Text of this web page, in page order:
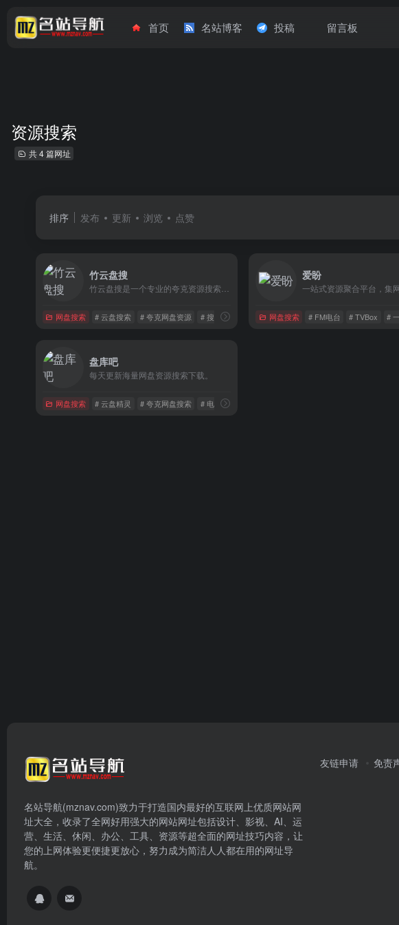
首页 名站博客 投稿 留言板
资源搜索
共 4 篇网址
排序 发布 更新 浏览 点赞
竹云盘搜
网盘搜索 # 云盘搜索 # 夸克网盘资源 # 搜索
爱盼
网盘搜索 # FM电台 # TVBox #
盘库吧
每天更新海量网盘资源搜索下载。
网盘搜索 # 云盘精灵 # 夸克网盘搜索 # 电影下载
名站导航(mznav.com)致力于打造国内最好的互联网上优质网站网
址大全，收录了全网好用强大的网站网址包括设计、影视、AI、运
营、生活、休闲、办公、工具、资源等超全面的网址技巧内容，让
您的上网体验更便捷更放心，努力成为简洁人人都在用的网址导
航。
友链申请 免责